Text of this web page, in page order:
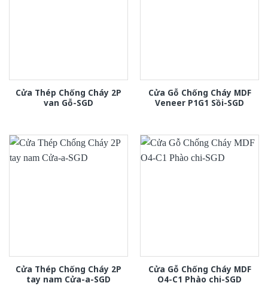
Cửa Thép Chống Cháy 2P
van Gỗ-SGD
Cửa Gỗ Chống Cháy MDF
Veneer P1G1 Sồi-SGD
Cửa Thép Chống Cháy 2P
tay nam Cửa-a-SGD
Cửa Gỗ Chống Cháy MDF
O4-C1 Phào chi-SGD